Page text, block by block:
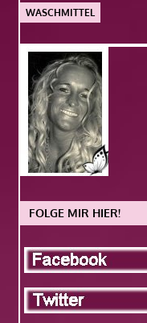
WASCHMITTEL
FOLGE MIR HIER!